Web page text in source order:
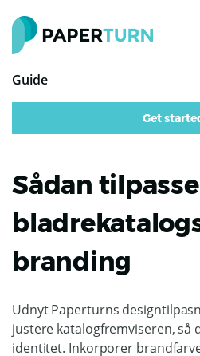
Guide
Get
Sådan
branding
Udnyt Paperturns
justere katalogfremviseren, så
identitet. Inkorporer